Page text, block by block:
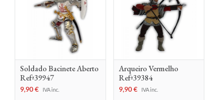
Soldado Bacinete Aberto
Refª39947
9,90€ IVA inc.
Arqueiro Vermelho
Refª39384
9,90€ IVA inc.